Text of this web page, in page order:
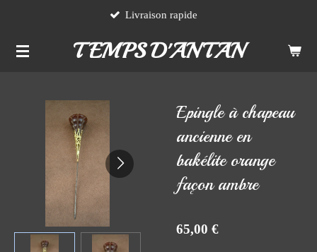
contenu
TEMPS D'ANTAN
Livraison rapide
Epingle à chapeau
ancienne en
bakélite orange
façon ambre
65,00 €